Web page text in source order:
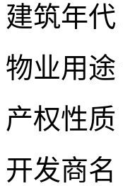
建筑年代
物业用途
产权性质
开发商名